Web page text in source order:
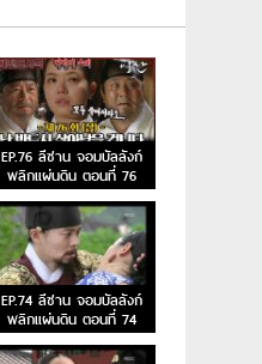
EP.76 ลีซาน จอมบัลลังก์
พลิกแผ่นดิน ตอนที่ 76
EP.74 ลีซาน จอมบัลลังก์
พลิกแผ่นดิน ตอนที่ 74